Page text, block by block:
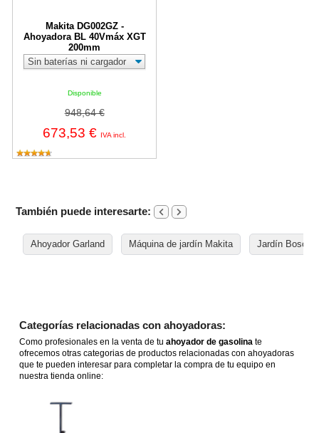
Makita DG002GZ -
Ahoyadora BL 40Vmáx XGT
200mm
Disponible
948,64 €
673,53 € IVA incl.
También puede interesarte:
Ahoyador Garland Máquina de jardín Makita Jardín Bosch
Categorías relacionadas con ahoyadoras:
Como profesionales en la venta de tuahoyador de gasolinate
ofrecemos otras categorias de productos relacionadas con ahoyadoras
que te pueden interesar para completar la compra de tu equipo en
nuestra tienda online: